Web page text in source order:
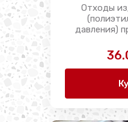
Отходы
давления)